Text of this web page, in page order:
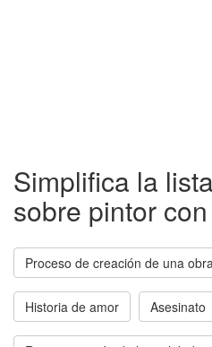
Simplifica la
sobre pintor
Proceso de creación de una
Historia de amor Asesinato